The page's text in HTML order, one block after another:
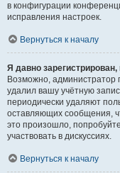
в конфигурации
исправления настроек.
Вернуться к началу
Я давно
Возможно, администратор
удалил вашу учётную
периодически удаляют
оставляющих сообщения,
это произошло,
участвовать в дискуссиях.
Вернуться к началу